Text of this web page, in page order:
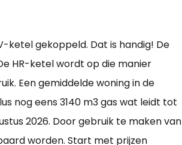
ketel gekoppeld. Dat is handig! De
HR-ketel wordt op die manier
Een gemiddelde woning in de
nog eens 3140 m3 gas wat leidt tot
2026. Door gebruik te maken van
worden. Start met prijzen